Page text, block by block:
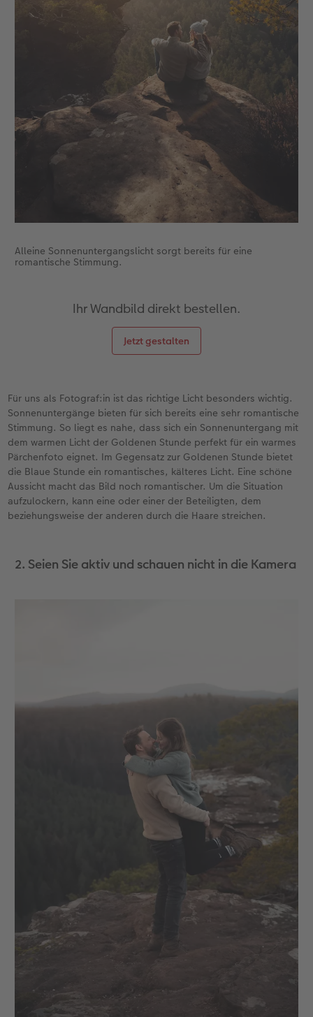
Alleine Sonnenuntergangslicht sorgt bereits für eine
romantische Stimmung.
Ihr Wandbild direkt bestellen.
Jetzt gestalten
Für uns als Fotograf:in ist das richtige Licht besonders wichtig.
Sonnenuntergänge bieten für sich bereits eine sehr romantische
Stimmung. So liegt es nahe, dass sich ein Sonnenuntergang mit
dem warmen Licht der Goldenen Stunde perfekt für ein warmes
Pärchenfoto eignet. Im Gegensatz zur Goldenen Stunde bietet
die Blaue Stunde ein romantisches, kälteres Licht. Eine schöne
Aussicht macht das Bild noch romantischer. Um die Situation
aufzulockern, kann eine oder einer der Beteiligten, dem
beziehungsweise der anderen durch die Haare streichen.
2. Seien Sie aktiv und schauen nicht in die Kamera